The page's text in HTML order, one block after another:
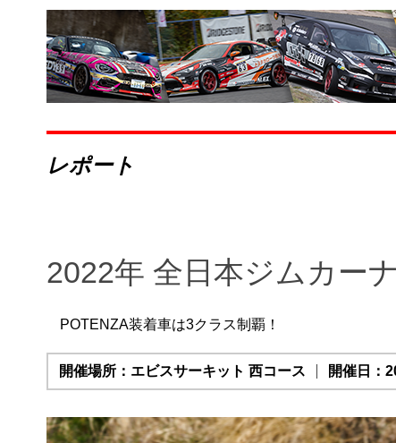
レポート
2022年 全日本ジムカー
POTENZA装着車は3クラス制覇！
開催場所：エビスサーキット 西コース 開催日：